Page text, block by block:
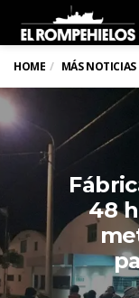
HOME MÁS NOTICIAS
48